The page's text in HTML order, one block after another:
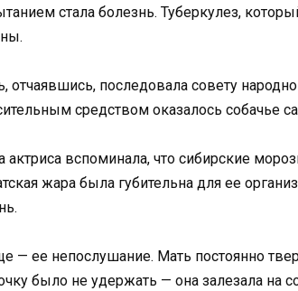
стала болезнь. Туберкулез,
отчаявшись, последовала совету
средством оказалось собачье
актриса вспоминала, что сибирские
жара была губительна для ее
— ее непослушание. Мать постоянно
было не удержать — она залезала на